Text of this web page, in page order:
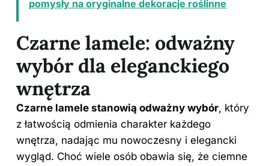
pomysły na oryginalne dekoracje roślinne
Czarne lamele: odważny
wybór dla eleganckiego
wnętrza
Czarne lamele stanowią odważny wybór, który
z łatwością odmienia charakter każdego
wnętrza, nadając mu nowoczesny i elegancki
wygląd. Choć wiele osób obawia się, że ciemne